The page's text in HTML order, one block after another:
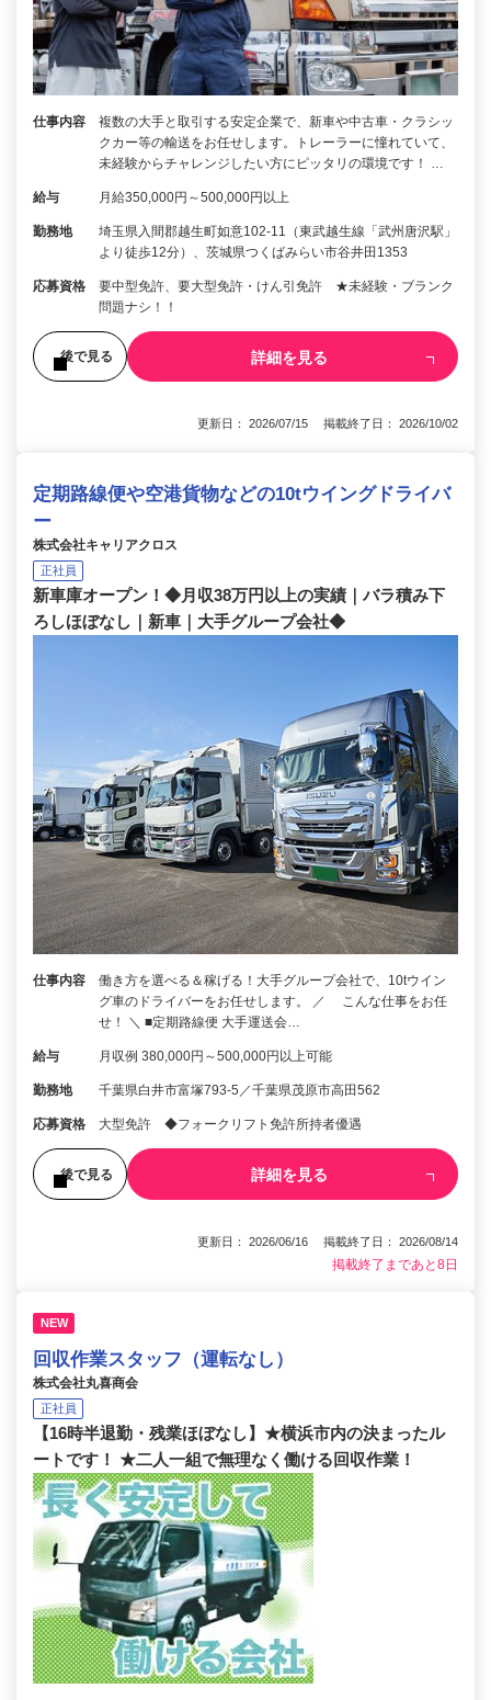
仕事内容
複数の大手と取引する安定企業で、新車や中古車・クラシッ
クカー等の輸送をお任せします。トレーラーに憧れていて、
未経験からチャレンジしたい方にピッタリの環境です！ …
給与 月給350,000円～500,000円以上
勤務地
埼玉県入間郡越生町如意102-11（東武越生線「武州唐沢駅」
より徒歩12分）、茨城県つくばみらい市谷井田1353
応募資格
要中型免許、要大型免許・けん引免許 ★未経験・ブランク
問題ナシ！！
後で見る 詳細を見る
更新日： 2026/07/15 掲載終了日： 2026/10/02
定期路線便や空港貨物などの10tウイングドライバ
ー
株式会社キャリアクロス
正社員
新車庫オープン！◆月収38万円以上の実績｜バラ積み下
ろしほぼなし｜新車｜大手グループ会社◆
仕事内容
働き方を選べる＆稼げる！大手グループ会社で、10tウイン
グ車のドライバーをお任せします。 ／ こんな仕事をお任
せ！ ＼ ■定期路線便 大手運送会…
給与 月収例 380,000円～500,000円以上可能
勤務地 千葉県白井市富塚793-5／千葉県茂原市高田562
応募資格 大型免許 ◆フォークリフト免許所持者優遇
後で見る 詳細を見る
更新日： 2026/06/16 掲載終了日： 2026/08/14
掲載終了まであと8日
NEW
回収作業スタッフ（運転なし）
株式会社丸喜商会
正社員
【16時半退勤・残業ほぼなし】★横浜市内の決まったル
ートです！ ★二人一組で無理なく働ける回収作業！